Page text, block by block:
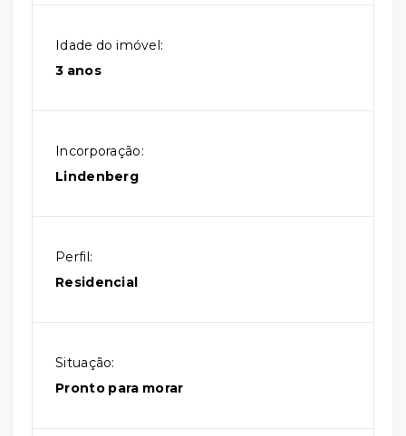
Idade do imóvel:
3 anos
Incorporação:
Lindenberg
Perfil:
Residencial
Situação:
Pronto para morar